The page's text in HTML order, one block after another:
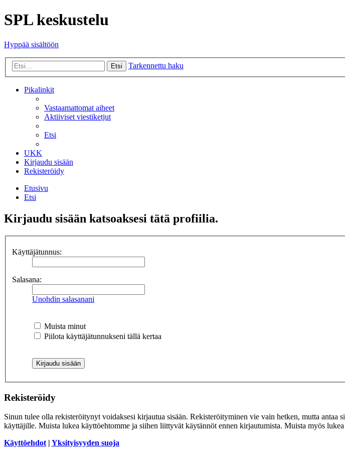
SPL keskustelu
Hyppää sisältöön
Etsi Tarkennettu haku
Pikalinkit
Vastaamattomat aiheet
Aktiiviset viestiketjut
Etsi
UKK
Kirjaudu sisään
Rekisteröidy
Etusivu
Etsi
Kirjaudu sisään katsoaksesi tätä profiilia.
Käyttäjätunnus:
Salasana:
Unohdin salasanani
Muista minut
Piilota käyttäjätunnukseni tällä kertaa
Rekisteröidy
Sinun tulee olla rekisteröitynyt voidaksesi kirjautua sisään. Rekisteröityminen vie vain hetken, mutta
käyttäjille. Muista lukea käyttöehtomme ja siihen liittyvät käytännöt ennen kirjautumista. Muista myös
Käyttöehdot | Yksityisyyden suoja